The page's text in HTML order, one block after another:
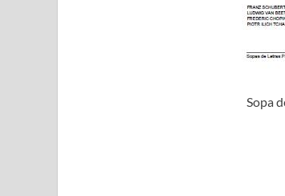
Sopa